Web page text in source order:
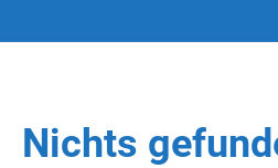
Nichts